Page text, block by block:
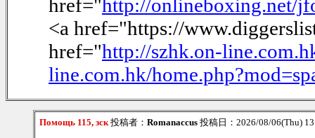
href="http://onlineboxing.net/
<a href="https://
href="http://szhk.on-
line.com.hk/
Помощь 115, зск投稿者： Romanaccus 投稿日：2026/08/06(Thu)